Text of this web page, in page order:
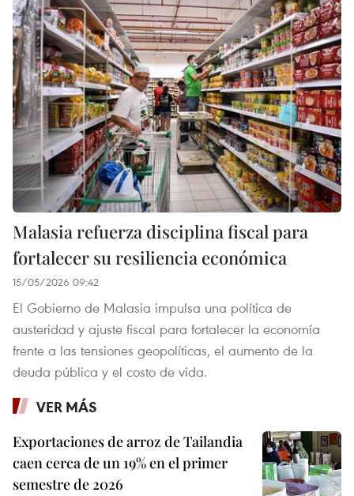
Malasia refuerza disciplina fiscal para
fortalecer su resiliencia económica
15/05/2026 09:42
El Gobierno de Malasia impulsa una política de
austeridad y ajuste fiscal para fortalecer la economía
frente a las tensiones geopolíticas, el aumento de la
deuda pública y el costo de vida.
VER MÁS
Exportaciones de arroz de Tailandia
caen cerca de un 19% en el primer
semestre de 2026